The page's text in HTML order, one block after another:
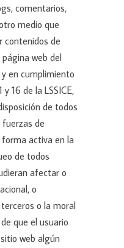
comentarios,
medio que
contenidos de
web del
en cumplimiento
16 de la LSSICE,
de todos
de
activa en la
de todos
afectar o
o
o la moral
que el usuario
web algún